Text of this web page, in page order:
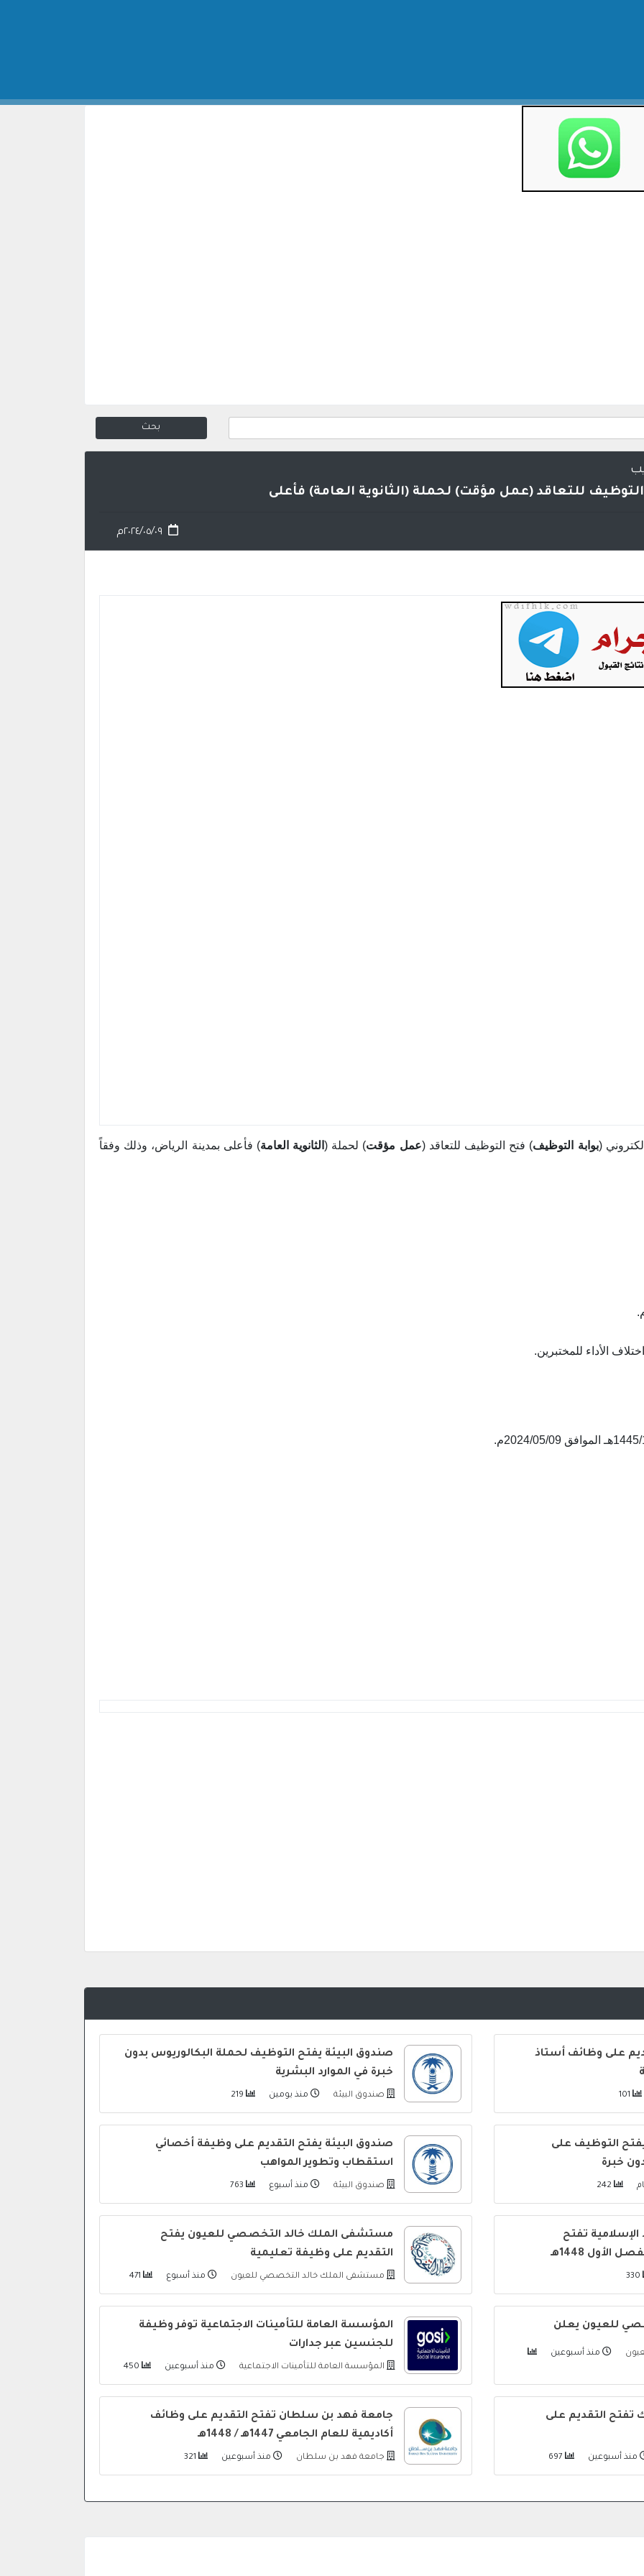
للتعاقد (عمل مؤقت) لحملة (الثانوية العامة) فأعلى
٢٠٢٤/٠٥/٠٩م
(بوابة التوظيف) فتح التوظيف للتعاقد (عمل مؤقت) لحملة (الثانوية العامة) فأعلى بمدينة الرياض، وذلك وفقاً
الأداء للمختبرين.
على وظائف أستاذ
صندوق البيئة يفتح التوظيف لحملة البكالوريوس بدون
خبرة في الموارد البشرية
صندوق البيئة منذ يومين
التوظيف على
خبرة
صندوق البيئة يفتح التقديم على وظيفة أخصائي
استقطاب وتطوير المواهب
صندوق البيئة منذ أسبوع
تفتح
1448هـ
مستشفى الملك خالد التخصصي للعيون يفتح
التقديم على وظيفة تعليمية
مستشفى الملك خالد التخصصي للعيون منذ أسبوع
للعيون يعلن
منذ أسبوعين
المؤسسة العامة للتأمينات الاجتماعية توفر وظيفة
للجنسين عبر جدارات
المؤسسة العامة للتأمينات الاجتماعية منذ أسبوعين
تفتح التقديم على
منذ أسبوعين
جامعة فهد بن سلطان تفتح التقديم على وظائف
أكاديمية للعام الجامعي 1447هـ / 1448هـ
جامعة فهد بن سلطان منذ أسبوعين